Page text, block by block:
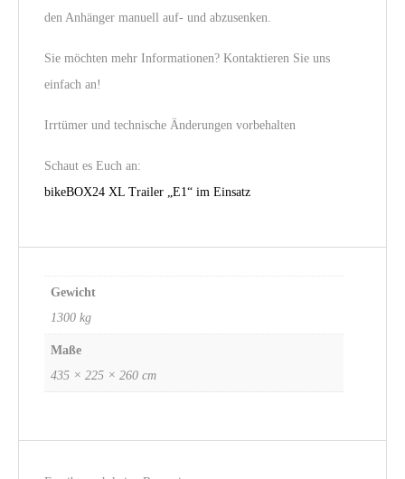
den Anhänger manuell auf- und abzusenken.
Sie möchten mehr Informationen? Kontaktieren Sie uns
einfach an!
Irrtümer und technische Änderungen vorbehalten
Schaut es Euch an:
bikeBOX24 XL Trailer „E1“ im Einsatz
Gewicht
1300 kg
Maße
435 × 225 × 260 cm